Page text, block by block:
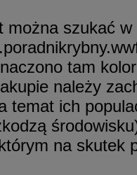
można szukać
tam
należy
temat ich
na skutek